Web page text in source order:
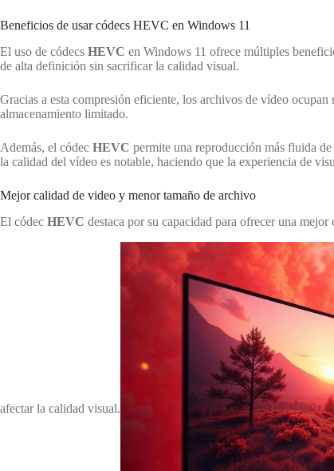
Beneficios de usar códecs HEVC en Windows 11
El uso de códecs HEVC en Windows 11 ofrece múltiples
de alta definición sin sacrificar la calidad visual.
Gracias a esta compresión eficiente, los archivos de vídeo ocupan
almacenamiento limitado.
Además, el códec HEVC permite una reproducción más fluida
la calidad del vídeo es notable, haciendo que la experiencia de
Mejor calidad de video y menor tamaño de archivo
El códec HEVC destaca por su capacidad para ofrecer una
afectar la calidad visual.